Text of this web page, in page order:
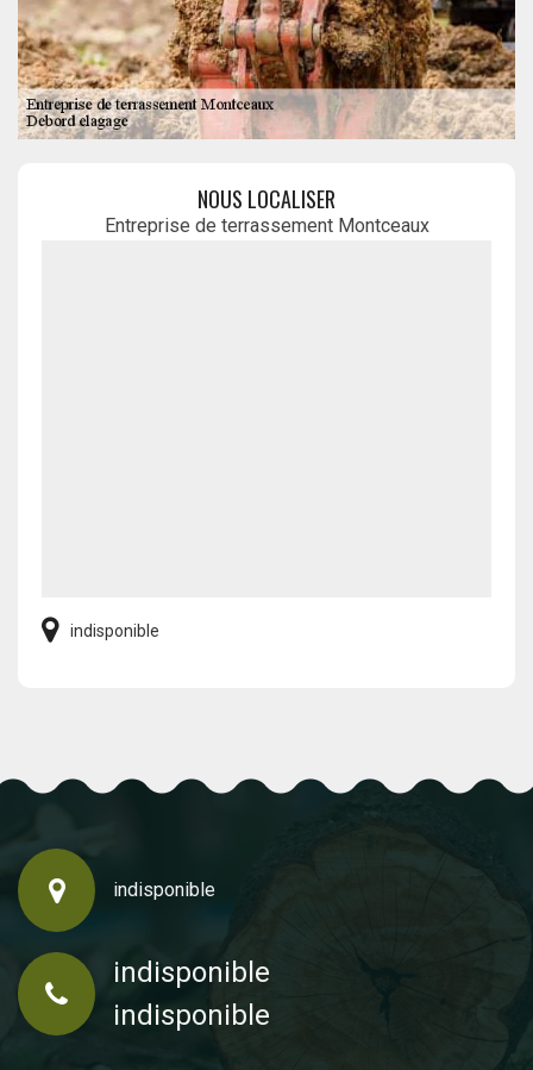
NOUS LOCALISER
Entreprise de terrassement Montceaux
indisponible
indisponible
indisponible
indisponible